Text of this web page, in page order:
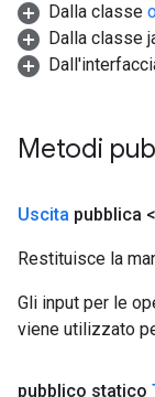
Dalla classe
Dalla classe
Metodi
Uscita pubblica
Restituisce la
Gli input per le
viene utilizzato
pubblico statico